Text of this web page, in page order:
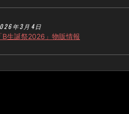
年3月4日
「B生誕祭2026」物販情報